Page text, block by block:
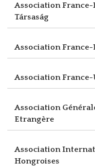
Association
Társaság
Association France-
Association France-
Association
Etrangère
Association
Hongroises